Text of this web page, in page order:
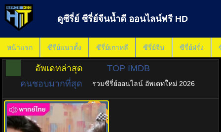
ดูซีรี่ย์ ซีรี่ย์จีนน้ำดี ออนไลน์ฟรี HD
หน้าแรก ซีรีย์แนวตั้ง ซีรี่ย์เกาหลี ซีรี่ย์จีน ซีรี่ย์ฝรั่ง
อัพเดทล่าสุด
TOP IMDB
คนชอบมากที่สุด
รวมซีรี่ย์ออนไลน์ อัพเดทใหม่ 2026
8.0 พากย์ไทย